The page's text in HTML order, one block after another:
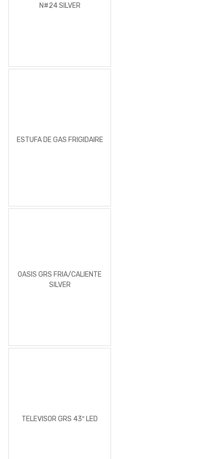
N#24 SILVER
ESTUFA DE GAS FRIGIDAIRE
OASIS GRS FRIA/CALIENTE
SILVER
TELEVISOR GRS 43″ LED